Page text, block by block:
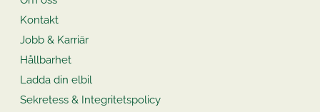
Kontakt
Jobb & Karriär
Hållbarhet
Ladda din elbil
Sekretess & Integritetspolicy